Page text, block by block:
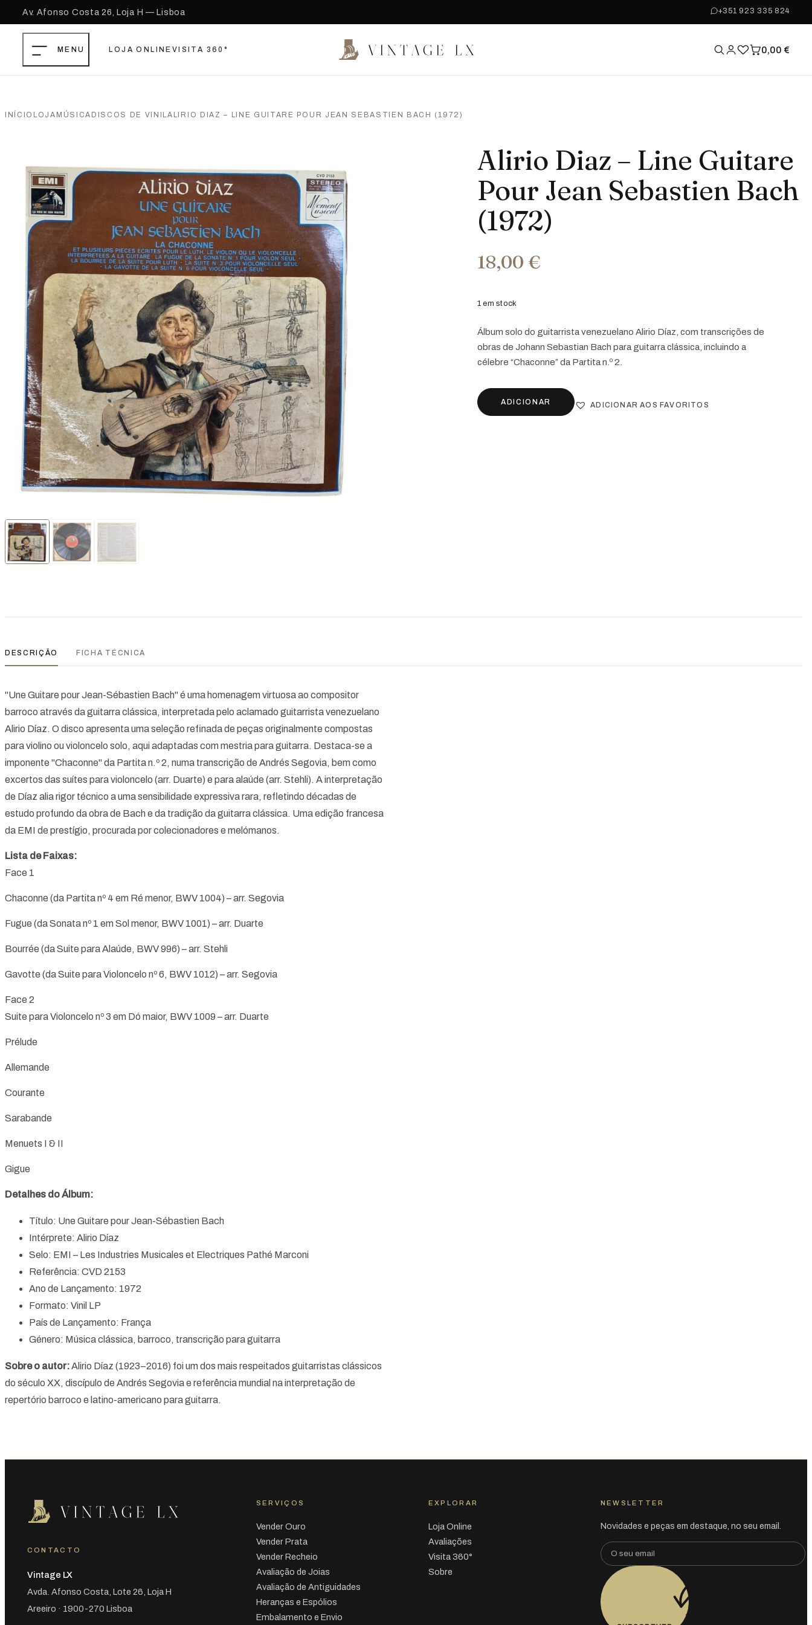
Saltar para o conteúdo principal
Av. Afonso Costa 26, Loja H — Lisboa +351 923 335 824
LOJA ONLINE VISITA 360° 0,00 €
INÍCIO LOJA MÚSICA DISCOS DE VINILALIRIO DIAZ – LINE GUITARE POUR JEAN SEBASTIEN BACH (1972)
Alirio Diaz – Line Guitare
Pour Jean Sebastien Bach
(1972)
18,00 €
1 em stock
Álbum solo do guitarrista venezuelano Alirio Díaz, com transcrições de
obras de Johann Sebastian Bach para guitarra clássica, incluindo a
célebre “Chaconne” da Partita n.º 2.
ADICIONAR ADICIONAR AOS FAVORITOS
DESCRIÇÃO FICHA TÉCNICA
"Une Guitare pour Jean-Sébastien Bach" é uma homenagem virtuosa ao compositor
barroco através da guitarra clássica, interpretada pelo aclamado guitarrista venezuelano
Alirio Díaz. O disco apresenta uma seleção refinada de peças originalmente compostas
para violino ou violoncelo solo, aqui adaptadas com mestria para guitarra. Destaca-se a
imponente "Chaconne" da Partita n.º 2, numa transcrição de Andrés Segovia, bem como
excertos das suítes para violoncelo (arr. Duarte) e para alaúde (arr. Stehli). A interpretação
de Díaz alia rigor técnico a uma sensibilidade expressiva rara, refletindo décadas de
estudo profundo da obra de Bach e da tradição da guitarra clássica. Uma edição francesa
da EMI de prestígio, procurada por colecionadores e melómanos.
Lista de Faixas:
Face 1
Chaconne (da Partita nº 4 em Ré menor, BWV 1004) – arr. Segovia
Fugue (da Sonata nº 1 em Sol menor, BWV 1001) – arr. Duarte
Bourrée (da Suite para Alaúde, BWV 996) – arr. Stehli
Gavotte (da Suite para Violoncelo nº 6, BWV 1012) – arr. Segovia
Face 2
Suite para Violoncelo nº 3 em Dó maior, BWV 1009 – arr. Duarte
Prélude
Allemande
Courante
Sarabande
Menuets I & II
Gigue
Detalhes do Álbum:
Título: Une Guitare pour Jean-Sébastien Bach
Intérprete: Alirio Díaz
Selo: EMI – Les Industries Musicales et Electriques Pathé Marconi
Referência: CVD 2153
Ano de Lançamento: 1972
Formato: Vinil LP
País de Lançamento: França
Género: Música clássica, barroco, transcrição para guitarra
Sobre o autor:Alirio Díaz (1923–2016) foi um dos mais respeitados guitarristas clássicos
do século XX, discípulo de Andrés Segovia e referência mundial na interpretação de
repertório barroco e latino-americano para guitarra.
CONTACTO
Vintage LX
Avda. Afonso Costa, Lote 26, Loja H
Areeiro · 1900-270 Lisboa
SERVIÇOS
Vender Ouro
Vender Prata
Vender Recheio
Avaliação de Joias
Avaliação de Antiguidades
Heranças e Espólios
Embalamento e Envio
EXPLORAR
Loja Online
Avaliações
Visita 360°
Sobre
NEWSLETTER
Novidades e peças em destaque, no seu email.